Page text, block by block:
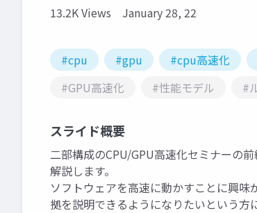
13.2K Views January 28, 22
#cpu #gpu #cpu高速化
#GPU高速化
#性能モデル #
スライド概要
二部構成のCPU/GPU高速化セミナーの
解説します。
ソフトウェアを高速に動かすことに興
拠を説明できるようになりたいという方